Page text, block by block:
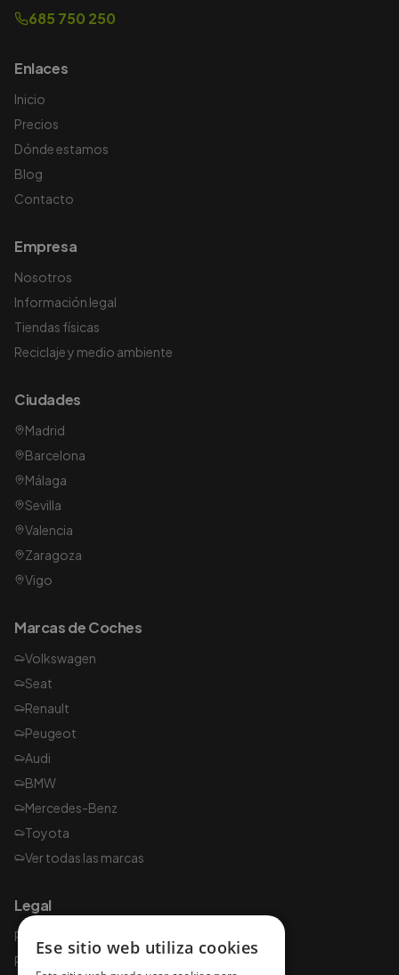
685 750 250
Enlaces
Inicio
Precios
Dónde estamos
Blog
Contacto
Empresa
Nosotros
Información legal
Tiendas físicas
Reciclaje y medio ambiente
Ciudades
Madrid
Barcelona
Málaga
Sevilla
Valencia
Zaragoza
Vigo
Marcas de Coches
Volkswagen
Seat
Renault
Peugeot
Audi
BMW
Mercedes-Benz
Toyota
Ver todas las marcas
Legal
Política de privacidad
Política de cookies
Ese sitio web utiliza cookies